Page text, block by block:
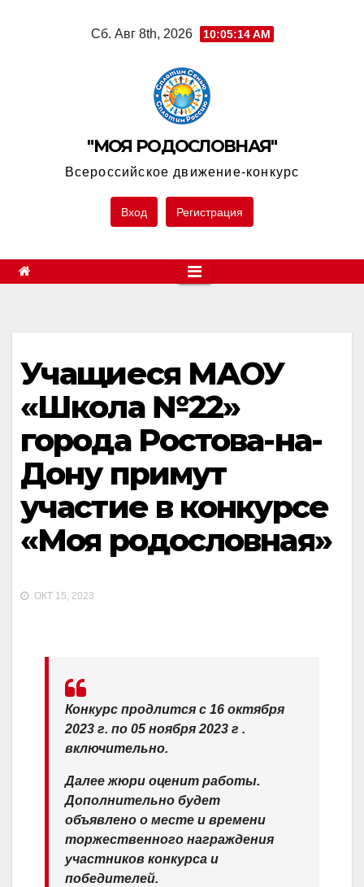
Сб. Авг 8th, 2026 10:05:14 AM
"МОЯ РОДОСЛОВНАЯ"
Всероссийское движение-конкурс
Вход Регистрация
Учащиеся МАОУ
«Школа №22»
города Ростова-на-
Дону примут
участие в конкурсе
«Моя родословная»
ОКТ 15, 2023
Конкурс продлится с 16 октября
2023 г. по 05 ноября 2023 г .
включительно.
Далее жюри оценит работы.
Дополнительно будет
объявлено о месте и времени
торжественного награждения
участников конкурса и
победителей.